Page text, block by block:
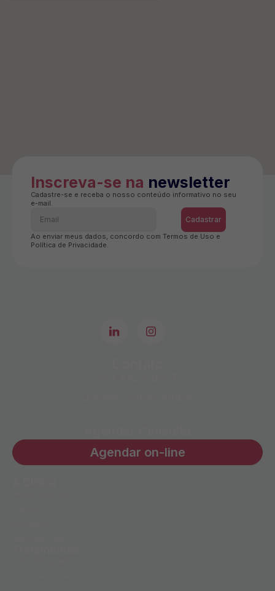
Agendar on-line
Inscreva-se na newsletter
Cadastre-se e receba o nosso conteúdo informativo no seu
e-mail.
Cadastrar
Ao enviar meus dados, concordo com Termos de Uso e
Política de Privacidade.